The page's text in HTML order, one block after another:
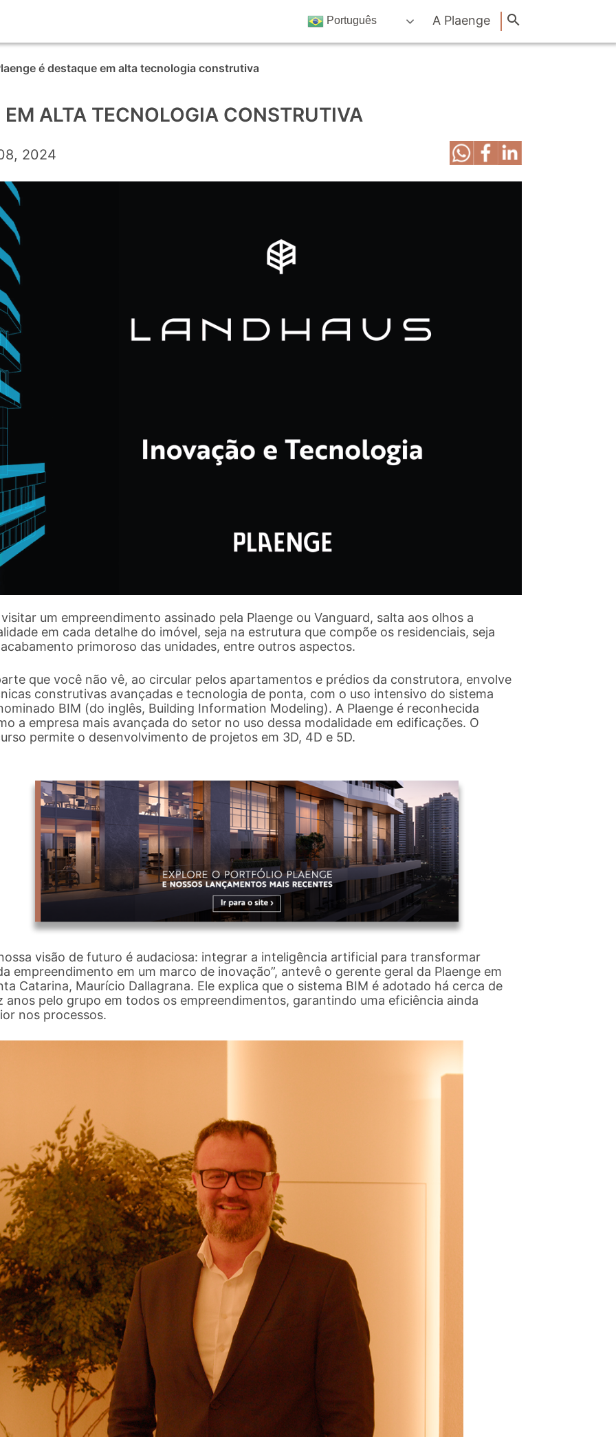
Português A Plaenge
é destaque em alta tecnologia construtiva
ALTA TECNOLOGIA CONSTRUTIVA
2024
um empreendimento assinado pela Plaenge ou Vanguard, salta aos olhos a
em cada detalhe do imóvel, seja na estrutura que compõe os residenciais, seja
primoroso das unidades, entre outros aspectos.
que você não vê, ao circular pelos apartamentos e prédios da construtora, envolve
construtivas avançadas e tecnologia de ponta, com o uso intensivo do sistema
BIM (do inglês, Building Information Modeling). A Plaenge é reconhecida
a empresa mais avançada do setor no uso dessa modalidade em edificações. O
permite o desenvolvimento de projetos em 3D, 4D e 5D.
visão de futuro é audaciosa: integrar a inteligência artificial para transformar
empreendimento em um marco de inovação”, antevê o gerente geral da Plaenge em
Catarina, Maurício Dallagrana. Ele explica que o sistema BIM é adotado há cerca de
anos pelo grupo em todos os empreendimentos, garantindo uma eficiência ainda
nos processos.